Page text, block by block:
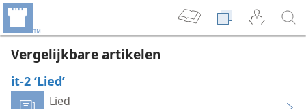
Vergelijkbare artikelen
it-2 ‘Lied’
Lied